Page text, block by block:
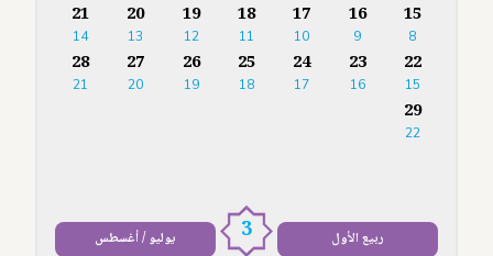
15
8
16
9
17
10
18
11
19
12
20
13
21
14
22
15
23
16
24
17
25
18
26
19
27
20
28
21
29
22
ربيع الأول 3 يوليو / أغسطس